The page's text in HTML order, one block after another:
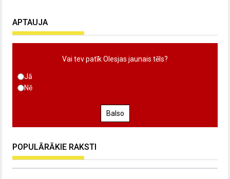
APTAUJA
Vai tev patīk Olesjas jaunais tēls?
Jā
Nē
Balso
POPULĀRĀKIE RAKSTI